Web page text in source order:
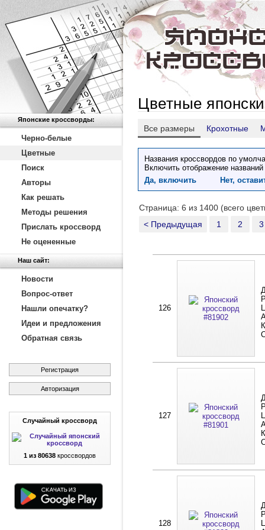
Японские кроссворды:
Черно-белые
Цветные
Поиск
Авторы
Как решать
Методы решения
Прислать кроссворд
Не оцененные
Наш сайт:
Новости
Вопрос-ответ
Нашли опечатку?
Идеи и предложения
Обратная связь
Регистрация
Авторизация
Случайный кроссворд
1 из 80638 кроссвордов
Цветные
Все размеры Крохотные
Названия кроссвордов по
Включить отображение
Да, включить
Нет,
Страница: 6 из 1400 (всего
< Предыдущая
1 2 3
126
127
128